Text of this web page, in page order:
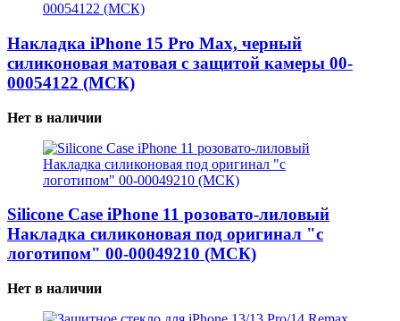
Накладка iPhone 15 Pro Max, черный
силиконовая матовая с защитой камеры 00-
00054122 (МСК)
Нет в наличии
Silicone Case iPhone 11 розовато-лиловый
Накладка силиконовая под оригинал "с
логотипом" 00-00049210 (МСК)
Нет в наличии